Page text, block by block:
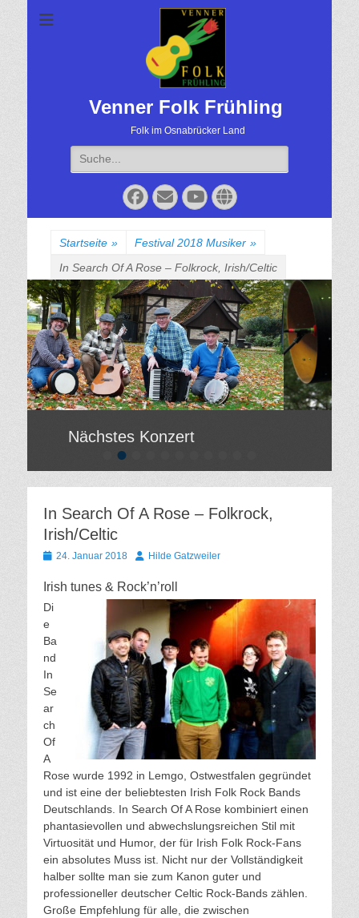
Venner Folk Frühling
Folk im Osnabrücker Land
Suche
für:
Facebook
EmailYouTube
Website
Startseite » Festival 2018 Musiker »
In Search Of A Rose – Folkrock, Irish/Celtic
•
Nächstes Konzert
am
Von
In Search Of A Rose – Folkrock,
Irish/Celtic
Gepostet
24. Januar 2018 AutorHilde Gatzweiler
Irish tunes & Rock’n’roll
Di
e
Ba
nd
In
Se
ar
ch
Of
A
Rose wurde 1992 in Lemgo, Ostwestfalen gegründet
und ist eine der beliebtesten Irish Folk Rock Bands
Deutschlands. In Search Of A Rose kombiniert einen
phantasievollen und abwechslungsreichen Stil mit
Virtuosität und Humor, der für Irish Folk Rock-Fans
ein absolutes Muss ist. Nicht nur der Vollständigkeit
halber sollte man sie zum Kanon guter und
professioneller deutscher Celtic Rock-Bands zählen.
Große Empfehlung für alle, die zwischen